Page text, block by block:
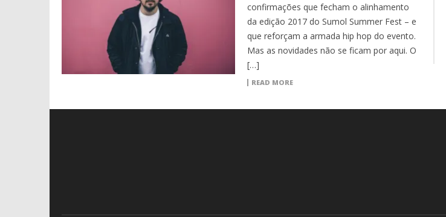
confirmações que fecham o alinhamento
da edição 2017 do Sumol Summer Fest – e
que reforçam a armada hip hop do evento.
Mas as novidades não se ficam por aqui. O
[…]
READ MORE